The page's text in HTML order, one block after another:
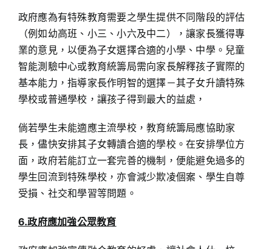
政府應為有特殊教育需要之學生提供不同階段的評估
（例如幼高班、小三、小六及中二），讓家長獲得專
業的意見，以便為子女選擇合適的小學、中學。兒童
智能測驗中心或教育統籌局需向家長解釋孩子實際的
基本能力，指導家長作明智的選擇－其子女升讀特殊
學校或普通學校，讓孩子得到最大的益處，
倘若學生未能適應主流學校，教育統籌局應協助家
長，儘快安排其子女轉讀合適的學校。在安排學位方
面，政府若能訂立一套完善的機制，便能避免過多的
學生回流到特殊學校，亦會減少欺凌個案、學生自尊
受損、社交和學習等問題。
6.政府應加強公眾教育